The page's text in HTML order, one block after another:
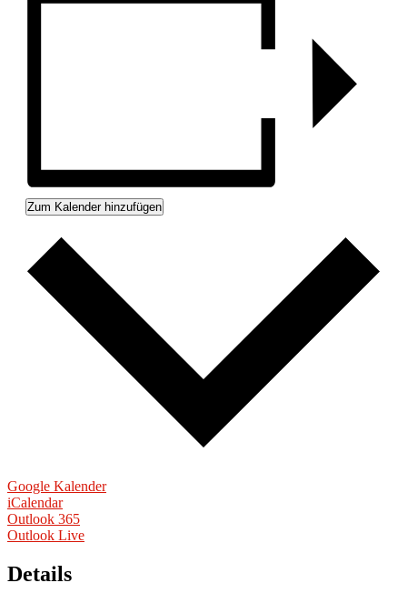
Zum Kalender hinzufügen
Google Kalender
iCalendar
Outlook 365
Outlook Live
Details